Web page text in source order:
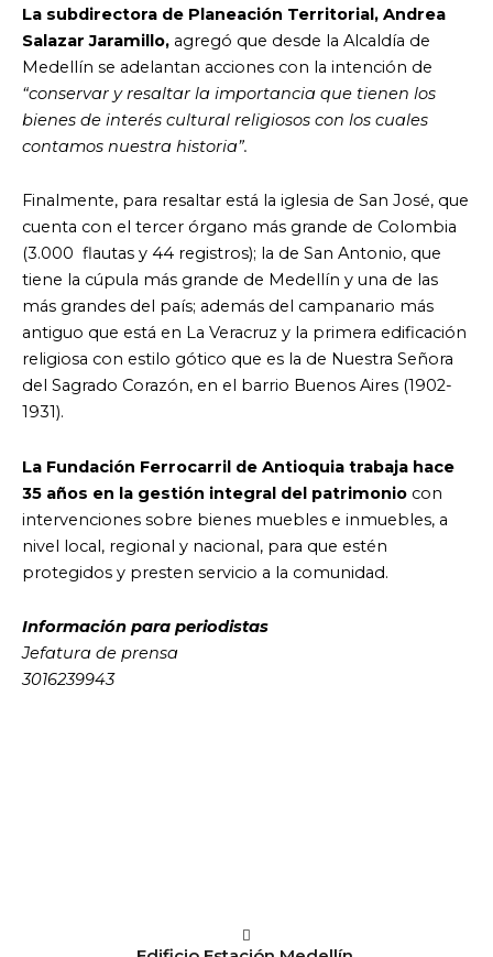
La subdirectora de Planeación Territorial, Andrea
Salazar Jaramillo, agregó que desde la Alcaldía de
Medellín se adelantan acciones con la intención de
“conservar y resaltar la importancia que tienen los
bienes de interés cultural religiosos con los cuales
contamos nuestra historia”.
Finalmente, para resaltar está la iglesia de San José, que
cuenta con el tercer órgano más grande de Colombia
(3.000 flautas y 44 registros); la de San Antonio, que
tiene la cúpula más grande de Medellín y una de las
más grandes del país; además del campanario más
antiguo que está en La Veracruz y la primera edificación
religiosa con estilo gótico que es la de Nuestra Señora
del Sagrado Corazón, en el barrio Buenos Aires (1902-
1931).
La Fundación Ferrocarril de Antioquia trabaja hace
35 años en la gestión integral del patrimonio con
intervenciones sobre bienes muebles e inmuebles, a
nivel local, regional y nacional, para que estén
protegidos y presten servicio a la comunidad.
Información para periodistas
Jefatura de prensa
3016239943